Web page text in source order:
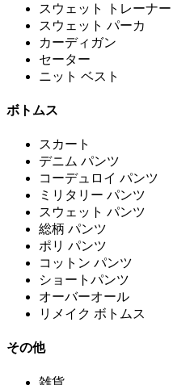
スウェット トレーナー
スウェット パーカ
カーディガン
セーター
ニット ベスト
ボトムス
スカート
デニム パンツ
コーデュロイ パンツ
ミリタリー パンツ
スウェット パンツ
総柄 パンツ
ポリ パンツ
コットン パンツ
ショートパンツ
オーバーオール
リメイク ボトムス
その他
雑貨